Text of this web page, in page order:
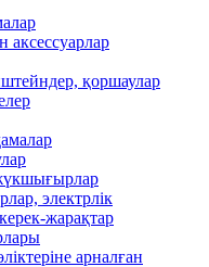
аксессуарлар
қоршаулар
электрлік
жарақтар
арналған